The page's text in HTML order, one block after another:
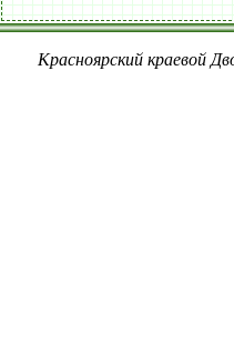
Красноярский краевой